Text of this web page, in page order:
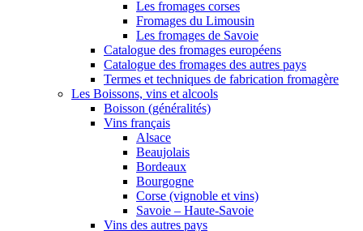
Les fromages corses
Fromages du Limousin
Les fromages de Savoie
Catalogue des fromages européens
Catalogue des fromages des autres pays
Termes et techniques de fabrication fromagère
Les Boissons, vins et alcools
Boisson (généralités)
Vins français
Alsace
Beaujolais
Bordeaux
Bourgogne
Corse (vignoble et vins)
Savoie – Haute-Savoie
Vins des autres pays